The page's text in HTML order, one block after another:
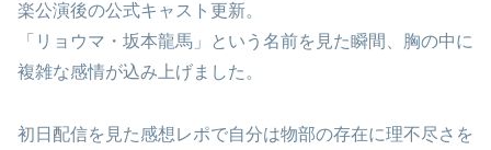
楽公演後の公式キャスト更新。
「リョウマ・坂本龍馬」という名前を見た瞬間、胸の中に
複雑な感情が込み上げました。
初日配信を見た感想レポで自分は物部の存在に理不尽さを